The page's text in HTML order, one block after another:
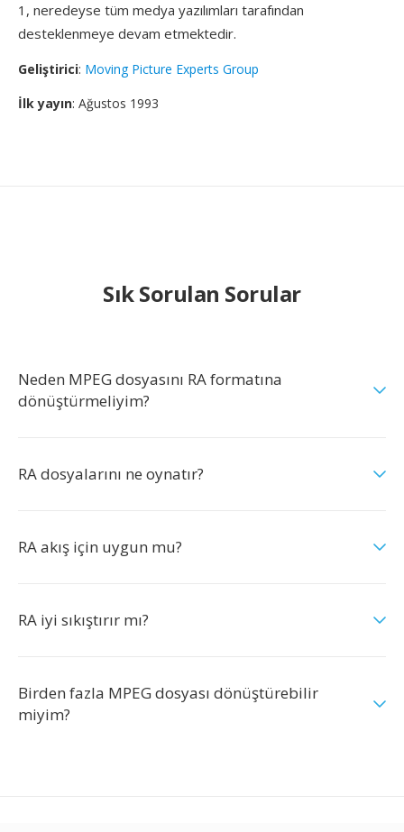
1, neredeyse tüm medya yazılımları tarafından
desteklenmeye devam etmektedir.
Geliştirici: Moving Picture Experts Group
İlk yayın: Ağustos 1993
Sık Sorulan Sorular
Neden MPEG dosyasını RA formatına
dönüştürmeliyim?
RA dosyalarını ne oynatır?
RA akış için uygun mu?
RA iyi sıkıştırır mı?
Birden fazla MPEG dosyası dönüştürebilir
miyim?